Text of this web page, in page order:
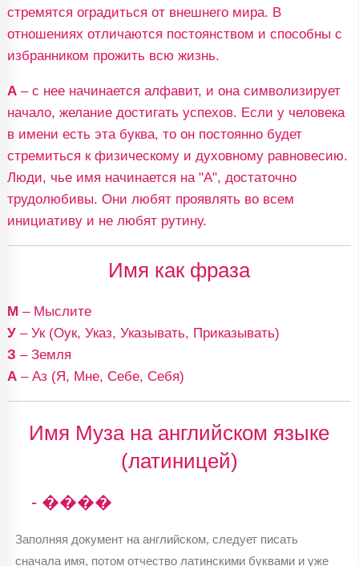
стремятся оградиться от внешнего мира. В
отношениях отличаются постоянством и способны с
избранником прожить всю жизнь.
А– с нее начинается алфавит, и она символизирует
начало, желание достигать успехов. Если у человека
в имени есть эта буква, то он постоянно будет
стремиться к физическому и духовному равновесию.
Люди, чье имя начинается на "А", достаточно
трудолюбивы. Они любят проявлять во всем
инициативу и не любят рутину.
Имя как фраза
М – Мыслите
У– Ук (Оук, Указ, Указывать, Приказывать)
З – Земля
А– Аз (Я, Мне, Себе, Себя)
Имя Муза на английском языке
(латиницей)
- ����
Заполняя документ на английском, следует писать
сначала имя, потом отчество латинскими буквами и уже